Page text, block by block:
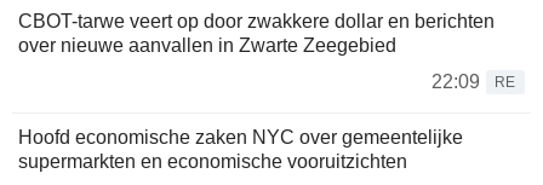
CBOT-tarwe veert op door zwakkere dollar en berichten
over nieuwe aanvallen in Zwarte Zeegebied
22:09
RE
Hoofd economische zaken NYC over gemeentelijke
supermarkten en economische vooruitzichten